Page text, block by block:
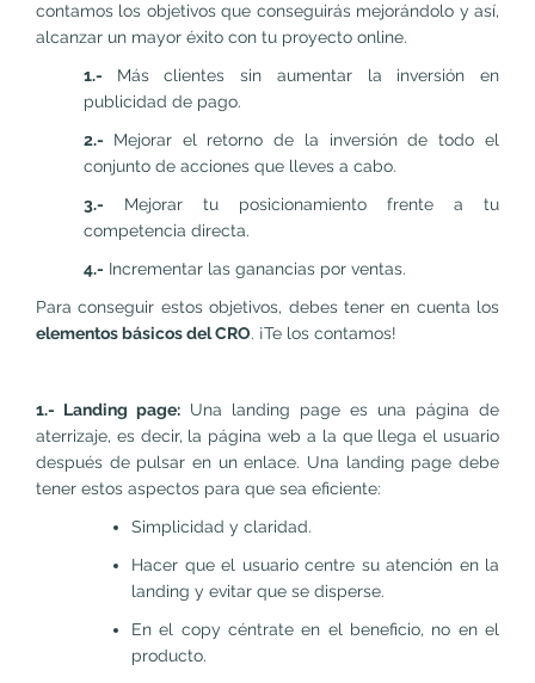
contamos los objetivos que conseguirás mejorándolo y así,
alcanzar un mayor éxito con tu proyecto online.
1.- Más clientes sin aumentar la inversión en
publicidad de pago.
2.- Mejorar el retorno de la inversión de todo el
conjunto de acciones que lleves a cabo.
3.- Mejorar tu posicionamiento frente a tu
competencia directa.
4.- Incrementar las ganancias por ventas.
Para conseguir estos objetivos, debes tener en cuenta los
elementos básicos del CRO. ¡Te los contamos!
1.- Landing page: Una landing page es una página de
aterrizaje, es decir, la página web a la que llega el usuario
después de pulsar en un enlace. Una landing page debe
tener estos aspectos para que sea eficiente:
Simplicidad y claridad.
Hacer que el usuario centre su atención en la
landing y evitar que se disperse.
En el copy céntrate en el beneficio, no en el
producto.